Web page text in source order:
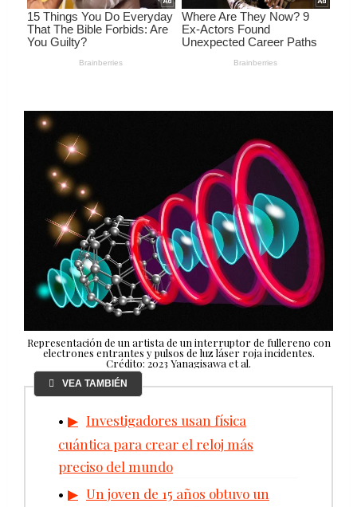
Representación de un artista de un interruptor de fullereno con
electrones entrantes y pulsos de luz láser roja incidentes.
Crédito: 2023 Yanagisawa et al.
VEA TAMBIÉN
Investigadores usan física
cuántica para crear el reloj más
preciso del mundo
Un joven de 15 años obtuvo un